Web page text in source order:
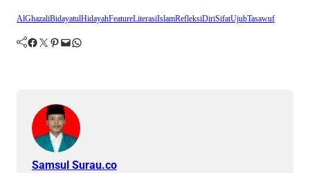
AlGhazaliBidayatulHidayahFeatureLiterasiIslamRefleksiDiriSifatUjubTasawuf
Facebook Twitter Pinterest Mail WhatsApp
Samsul Surau.co